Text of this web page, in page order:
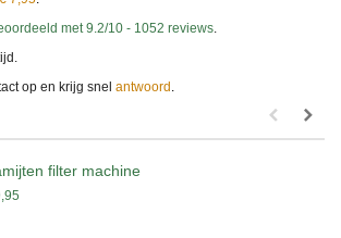
met 9.2/10 - 1052 reviews
op en krijg snel antwoord
filter machine